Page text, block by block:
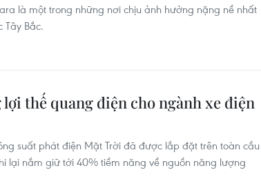
là một trong những nơi chịu ảnh hưởng nặng nề nhất
Tây Bắc.
thế quang điện cho ngành xe điện
suất phát điện Mặt Trời đã được lắp đặt trên toàn cầu
lại nắm giữ tới 40% tiềm năng về nguồn năng lượng